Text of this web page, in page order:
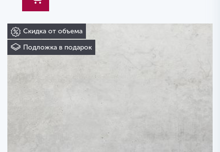
Скидка от объема
Подложка в подарок